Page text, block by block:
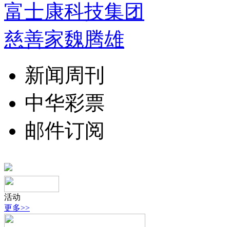
富士康科技集团
慈善家魏腾雄
新闻周刊
中华彩票
邮件订阅
活动
更多>>